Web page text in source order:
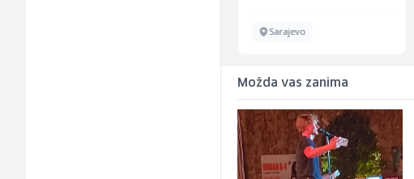
Sarajevo
Možda vas zanima